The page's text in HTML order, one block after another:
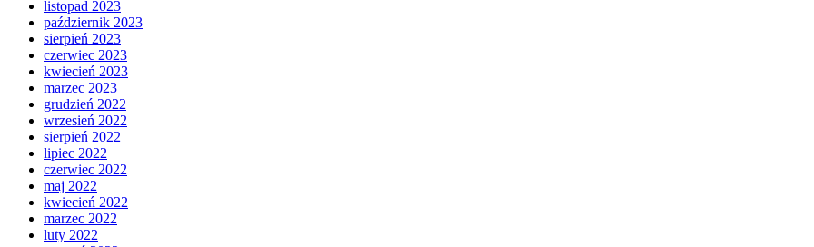
listopad 2023
październik 2023
sierpień 2023
czerwiec 2023
kwiecień 2023
marzec 2023
grudzień 2022
wrzesień 2022
sierpień 2022
lipiec 2022
czerwiec 2022
maj 2022
kwiecień 2022
marzec 2022
luty 2022